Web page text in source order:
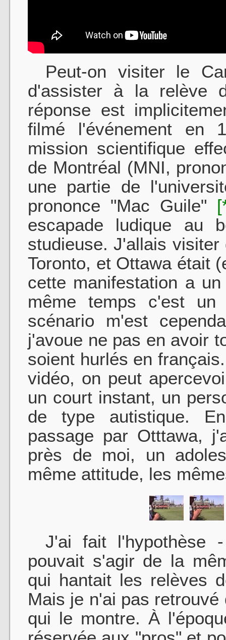
Peut-on visiter le
d'assister à la
réponse est
filmé l'événement en
mission scientifique
de Montréal (MNI,
une partie de
prononce "Mac Guile"
escapade ludique au
studieuse. J'allais
Toronto, et Ottawa était
cette manifestation a
même temps c'est un
scénario m'est
j'avoue ne pas en avoir
soient hurlés en
vidéo, on peut
un court instant, un
de type autistique.
passage par Otttawa,
près de moi, un
même attitude, les
J'ai fait l'hypothèse -
pouvait s'agir de la
qui hantait les relèves
Mais je n'ai pas
qui le montre. À